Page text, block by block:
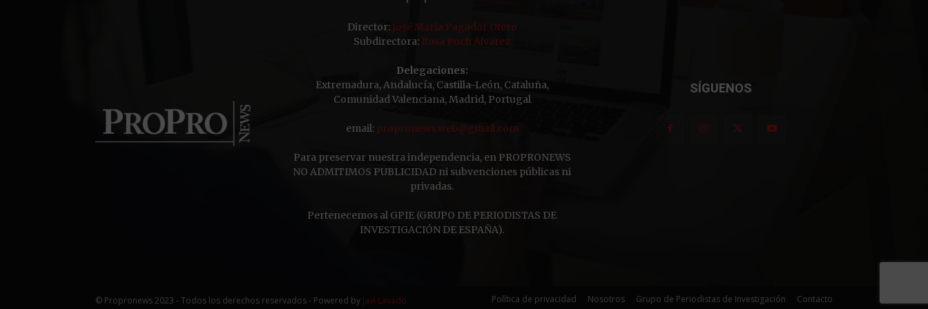
Director: José María Pagador Otero
Subdirectora: Rosa Puch Álvarez
Delegaciones:
Extremadura, Andalucía, Castilla-León, Cataluña,
Comunidad Valenciana, Madrid, Portugal
email: propronews.web@gmail.com
Para preservar nuestra independencia, en PROPRONEWS
NO ADMITIMOS PUBLICIDAD ni subvenciones públicas ni
privadas.
Pertenecemos al GPIE (GRUPO DE PERIODISTAS DE
INVESTIGACIÓN DE ESPAÑA).
SÍGUENOS
© Propronews 2023 - Todos los derechos reservados - Powered by Javi Lavado Política de privacidad Nosotros Grupo de Periodistas de Investigación Contacto